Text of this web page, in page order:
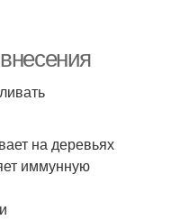
на деревьях
иммунную